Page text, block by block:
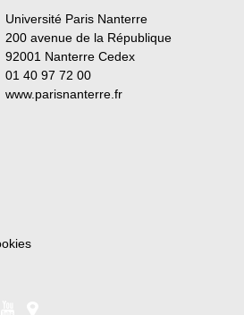
Université Paris Nanterre
200 avenue de la République
92001 Nanterre Cedex
01 40 97 72 00
www.parisnanterre.fr